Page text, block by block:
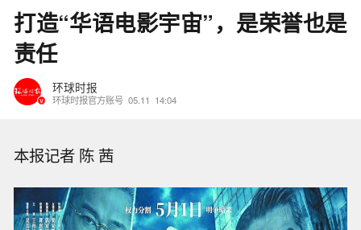
打造“华语电影宇宙”，是荣誉也是
责任
环球时报
环球时报官方账号 05.11 14:04
本报记者 陈 茜